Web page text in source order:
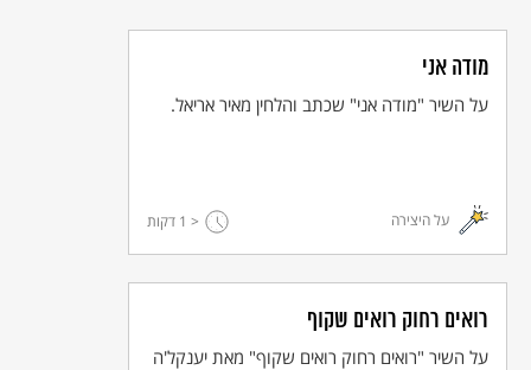
מודה אני
על השיר "מודה אני" שכתב והלחין מאיר אריאל.
על היצירה < 1 דקות
רואים רחוק רואים שקוף
על השיר "רואים רחוק רואים שקוף" מאת יענקל'ה